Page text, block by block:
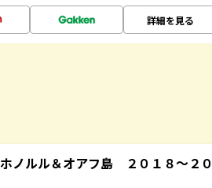
詳細を見る
ルル＆オアフ島 ２０１８～２０